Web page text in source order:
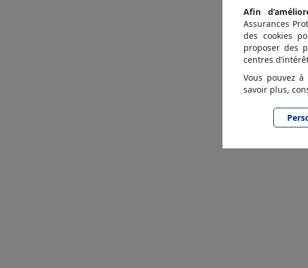
Afin
Assurances
des cookies
proposer des
centres
Vous pouvez
savoir plus,